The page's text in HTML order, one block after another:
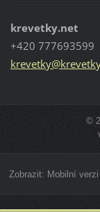
krevetky.net
+420 777693599
krevetky@krevetk
©
Zobrazit: Mobilní verzi